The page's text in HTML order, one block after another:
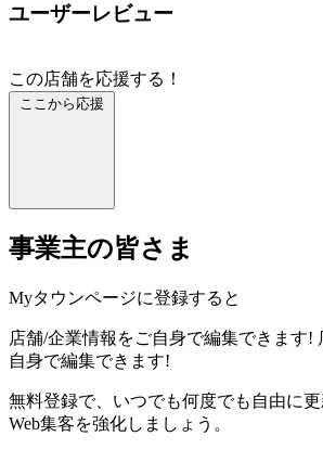
ユーザーレビュー
この店舗を応援する！
ここから応援
事業主の皆さま
Myタウンページに登録すると
店舗/企業情報をご自身で編集できます!
自身で編集できます!
無料登録で、いつでも何度でも自由に更
Web集客を強化しましょう。